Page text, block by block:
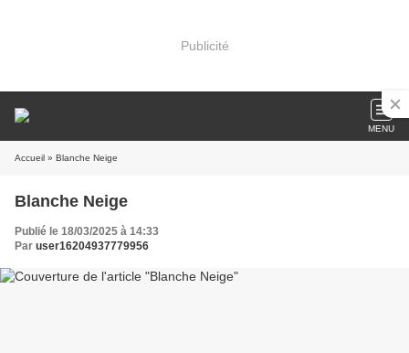
Publicité
MENU
Accueil » Blanche Neige
Blanche Neige
Publié le 18/03/2025 à 14:33
Par user16204937779956